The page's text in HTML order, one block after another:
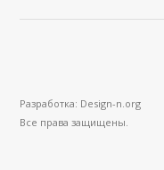
Разработка: Design-n.org
Все права защищены.